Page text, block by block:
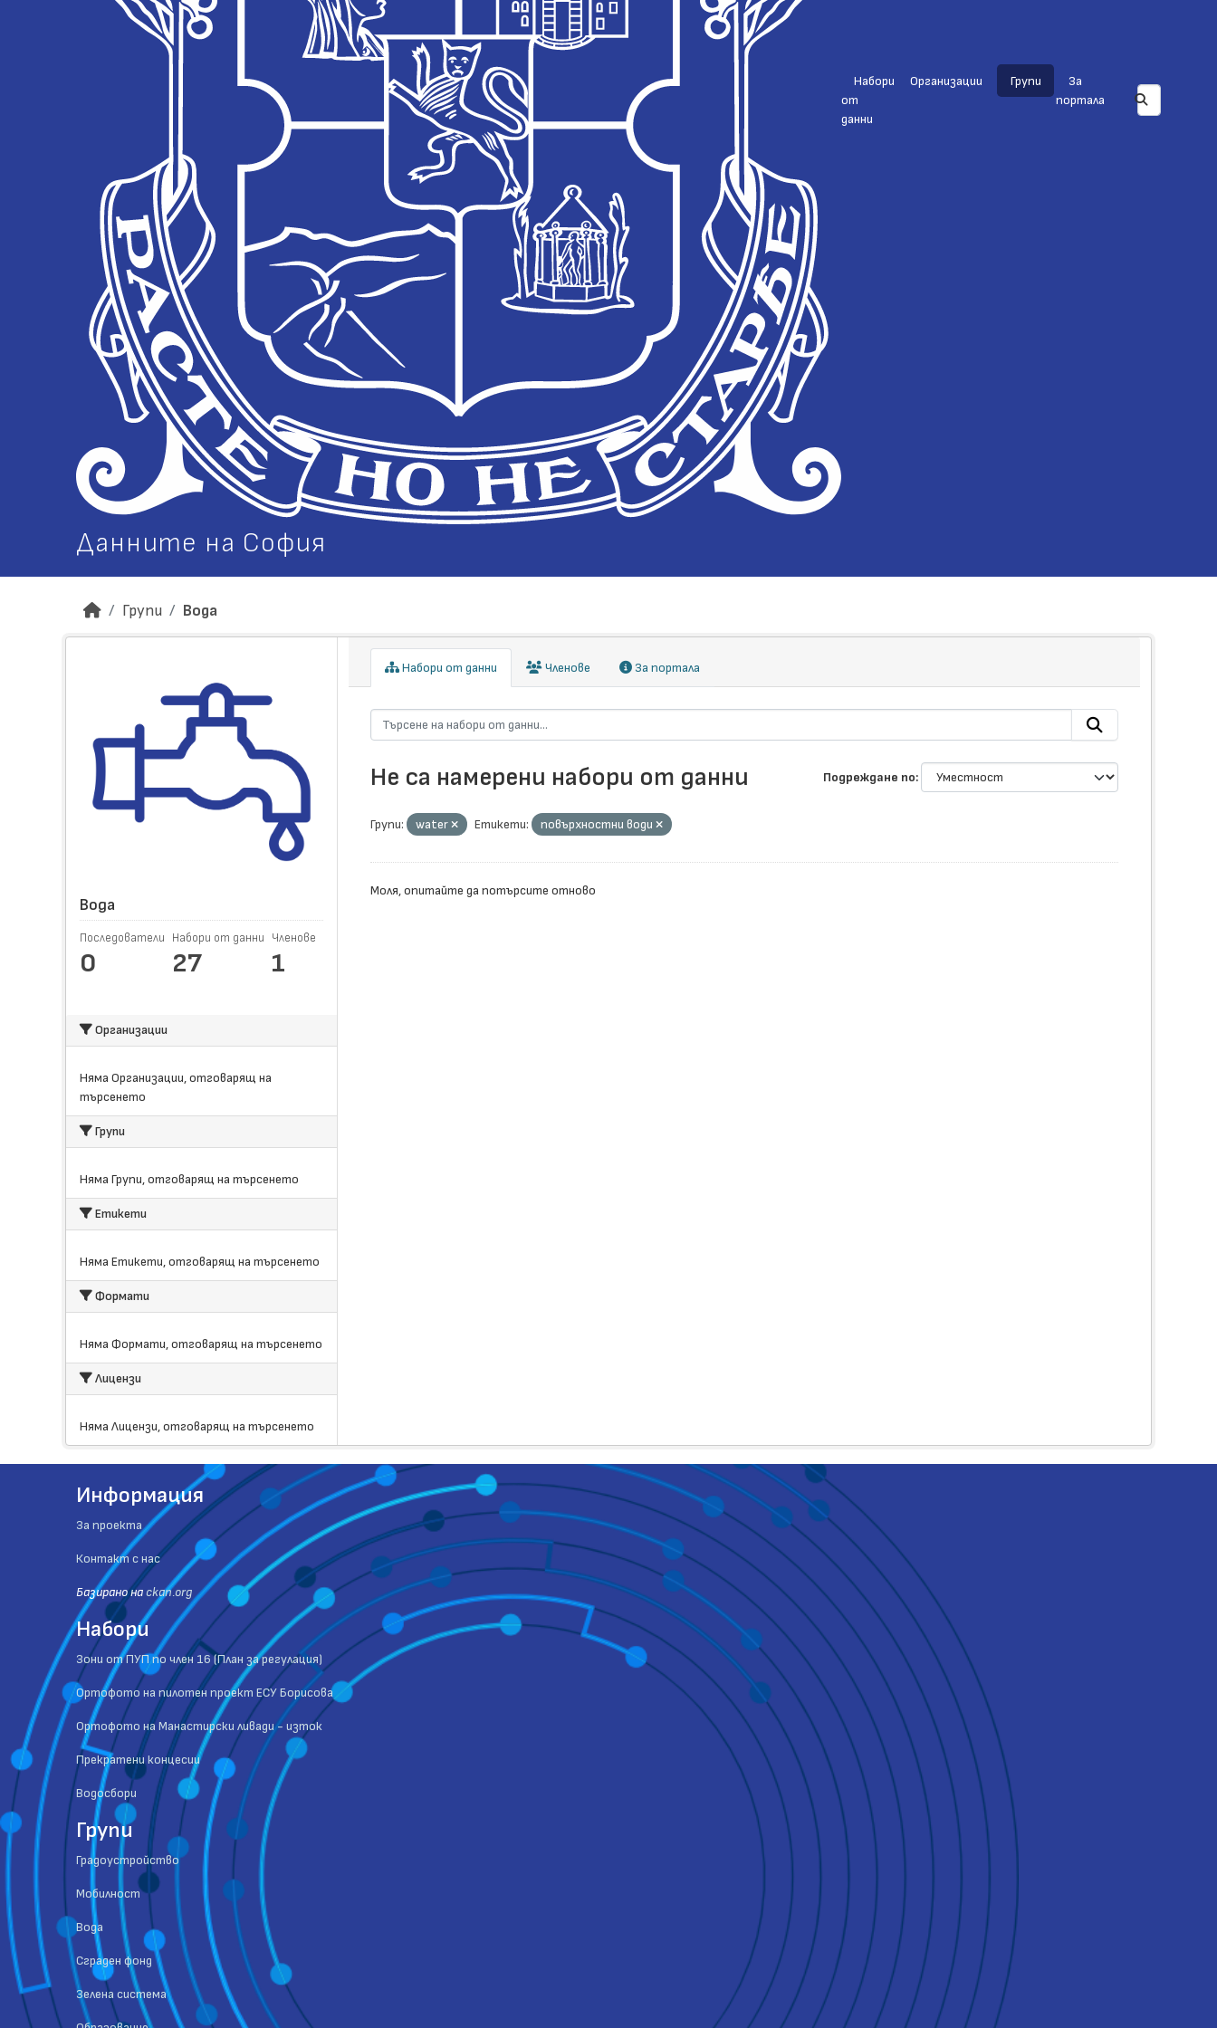
Данните на София
Набори
от
данни
Организации Групи
За
портала
Групи Вода
Вода
Последователи
0
Набори от данни
27
Членове
1
Организации
Няма Организации, отговарящ на
търсенето
Групи
Няма Групи, отговарящ на търсенето
Етикети
Няма Етикети, отговарящ на търсенето
Формати
Няма Формати, отговарящ на търсенето
Лицензи
Няма Лицензи, отговарящ на търсенето
Набори от данни Членове За портала
Подреждане по
Не са намерени набори от данни
Групи: water Етикети: повърхностни води
Моля, опитайте да потърсите отново
Информация
За проекта
Контакт с нас
Базиранo на ckan.org
Набори
Зони от ПУП по член 16 (План за регулация)
Ортофото на пилотен проект ЕСУ Борисова
Ортофото на Манастирски ливади - изток
Прекратени концесии
Водосбори
Групи
Градоустройство
Мобилност
Вода
Сграден фонд
Зелена система